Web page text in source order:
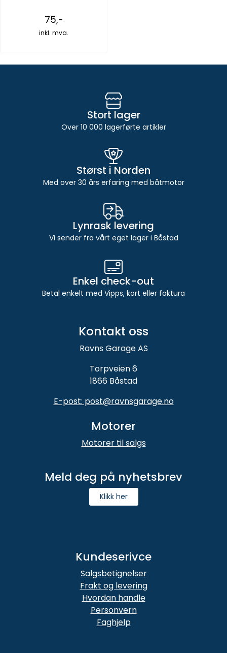
75,-
inkl. mva.
Stort lager
Over 10 000 lagerførte artikler
Størst i Norden
Med over 30 års erfaring med båtmotor
Lynrask levering
Vi sender fra vårt eget lager i Båstad
Enkel check-out
Betal enkelt med Vipps, kort eller faktura
Kontakt oss
Ravns Garage AS
Torpveien 6
1866 Båstad
E-post: post@ravnsgarage.no
Motorer
Motorer til salgs
Meld deg på nyhetsbrev
Klikk her
Kundeserivce
Salgsbetignelser
Frakt og levering
Hvordan handle
Personvern
Faghjelp